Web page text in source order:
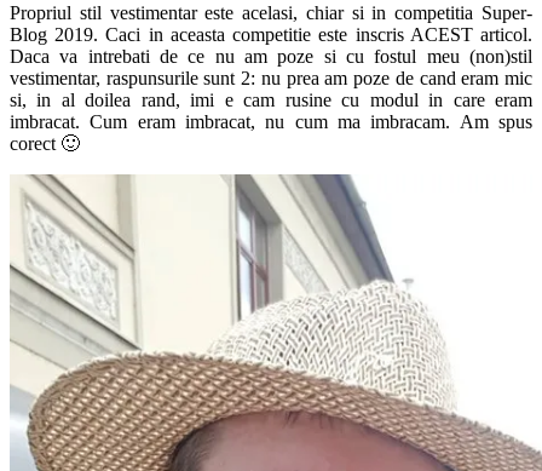
Propriul stil vestimentar este acelasi, chiar si in competitia Super-
Blog 2019. Caci in aceasta competitie este inscris ACEST articol.
Daca va intrebati de ce nu am poze si cu fostul meu (non)stil
vestimentar, raspunsurile sunt 2: nu prea am poze de cand eram mic
si, in al doilea rand, imi e cam rusine cu modul in care eram
imbracat. Cum eram imbracat, nu cum ma imbracam. Am spus
corect 🙂